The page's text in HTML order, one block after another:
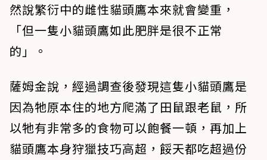
然說繁衍中的雌性貓頭鷹本來就會變重，
「但一隻小貓頭鷹如此肥胖是很不正常
的」。
薩姆金說，經過調查後發現這隻小貓頭鷹是
因為牠原本住的地方爬滿了田鼠跟老鼠，所
以牠有非常多的食物可以飽餐一頓，再加上
貓頭鷹本身狩獵技巧高超，餒天都吃超過份